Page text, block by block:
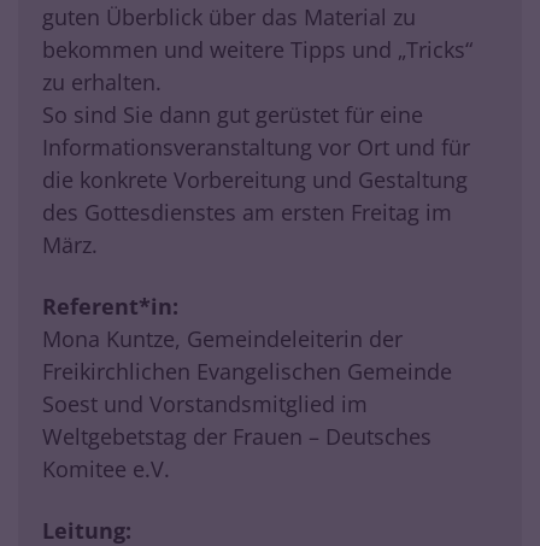
guten Überblick über das Material zu
bekommen und weitere Tipps und „Tricks“
zu erhalten.
So sind Sie dann gut gerüstet für eine
Informationsveranstaltung vor Ort und für
die konkrete Vorbereitung und Gestaltung
des Gottesdienstes am ersten Freitag im
März.
Referent*in:
Mona Kuntze, Gemeindeleiterin der
Freikirchlichen Evangelischen Gemeinde
Soest und Vorstandsmitglied im
Weltgebetstag der Frauen – Deutsches
Komitee e.V.
Leitung: